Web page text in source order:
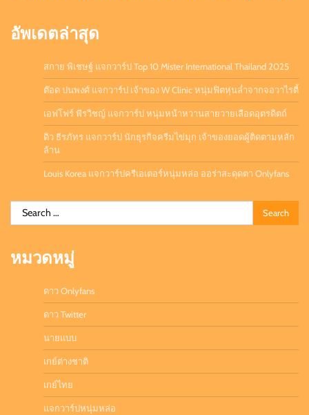
อัพเดตล่าสุด
สกาย พิเชษฐ์ แจกวาร์ป Top 10 Mister International Thailand 2025
ต๊อด ปนพงศ์ แจกวาร์ป เจ้าของ W Clinic หนุ่มฟิตหุ่นล่ำจากจอวาไรตี้
เอฟโฟร์ พีรวิชญ์ แจกวาร์ป หนุ่มหน้าหวานสายวายเลือดอุตรดิตถ์
ดิว ธีรภัทร แจกวาร์ป นักธุรกิจครีมไข่มุก เจ้าของยอดผู้ติดตามหลัก
ล้าน
Louis Korea แจกวาร์ปครีเอเตอร์หนุ่มหล่อ ออร่าสะดุดตา Onlyfans
Search
for:
หมวดหมู่
ดาว Onlyfans
ดาว Twitter
นายแบบ
เกย์ต่างชาติ
เกย์ไทย
แจกวาร์ปหนุ่มหล่อ